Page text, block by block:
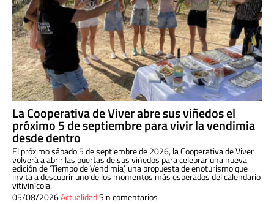
La Cooperativa de Viver abre sus viñedos el
próximo 5 de septiembre para vivir la vendimia
desde dentro
El próximo sábado 5 de septiembre de 2026, la Cooperativa de Viver
volverá a abrir las puertas de sus viñedos para celebrar una nueva
edición de ‘Tiempo de Vendimia’, una propuesta de enoturismo que
invita a descubrir uno de los momentos más esperados del calendario
vitivinícola.
05/08/2026ActualidadSin comentarios